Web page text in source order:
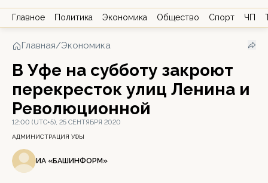
Главное Политика Экономика Общество Спорт ЧП
Главная/Экономика
В Уфе на субботу закроют
перекресток улиц Ленина и
Революционной
12:00 (UTC+5), 25 СЕНТЯБРЯ 2020
АДМИНИСТРАЦИЯ УФЫ
ИА «БАШИНФОРМ»